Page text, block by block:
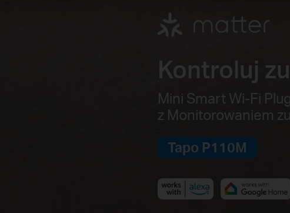
Kontroluj
Mini Smart Wi-Fi Plug
z Monitorowaniem
Tapo P110M